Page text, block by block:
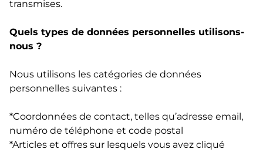
transmises.
Quels types de données personnelles utilisons-
nous ?
Nous utilisons les catégories de données
personnelles suivantes :
*Coordonnées de contact, telles qu’adresse email,
numéro de téléphone et code postal
*Articles et offres sur lesquels vous avez cliqué